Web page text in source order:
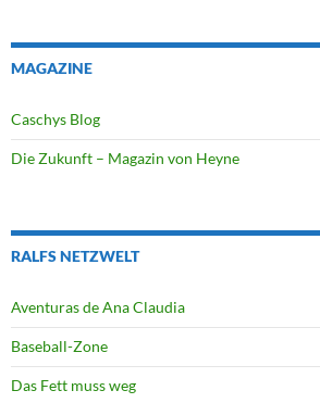
MAGAZINE
Caschys Blog
Die Zukunft – Magazin von Heyne
RALFS NETZWELT
Aventuras de Ana Claudia
Baseball-Zone
Das Fett muss weg